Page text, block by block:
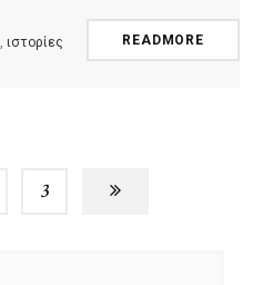
, ιστορίες
READMORE
3